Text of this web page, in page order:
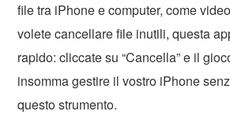
file tra iPhone e computer, come
volete cancellare file inutili, questa
rapido: cliccate su “Cancella” e il
insomma gestire il vostro iPhone
questo strumento.